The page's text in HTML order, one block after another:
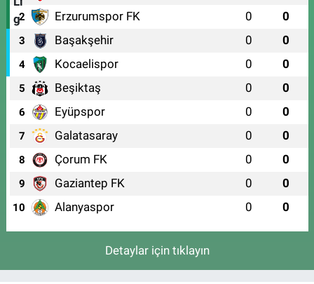
2 Erzurumspor FK 0 0
3 Başakşehir 0 0
4 Kocaelispor 0 0
5 Beşiktaş 0 0
6 Eyüpspor 0 0
7 Galatasaray 0 0
8 Çorum FK 0 0
9 Gaziantep FK 0 0
10 Alanyaspor 0 0
Detaylar için tıklayın